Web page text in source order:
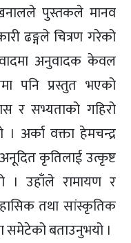
खनालले पुस्तकले मानव
ढङ्गले चित्रण गरेको
अनुवादक केवल
पनि प्रस्तुत भएको
र सभ्यताको गहिरो
अर्का वक्ता हेमचन्द्र
कृतिलाई उत्कृष्ट
। उहाँले रामायण र
तथा सांस्कृतिक
समेटेको बताउनुभयो ।